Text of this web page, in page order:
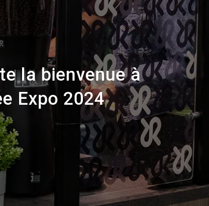
la bienvenue à
Expo 2024
Histoire
Nos
laboratoires
Durabilité